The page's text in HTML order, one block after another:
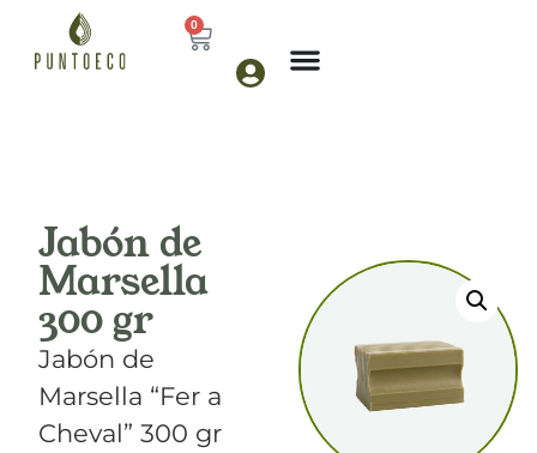
0
Jabón de
Marsella
300 gr
Jabón de
Marsella “Fer a
Cheval” 300 gr